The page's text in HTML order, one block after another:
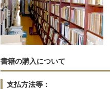
書籍の購入について
支払方法等：